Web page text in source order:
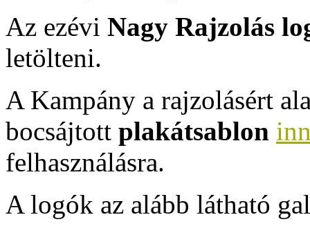
Az ezévi Nagy Rajzolás
letölteni.
A Kampány a rajzolásért
bocsájtott plakátsablon
felhasználásra.
A logók az alább látható